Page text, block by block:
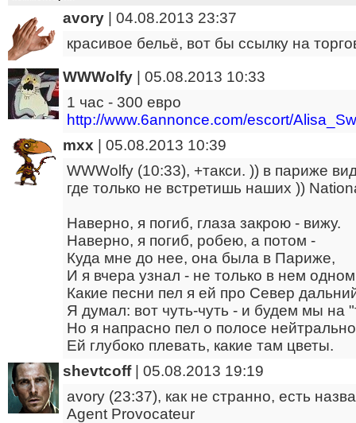
avory
04.08.2013 23:37
красивое бельё, вот бы ссылку на
WWWolfy
05.08.2013 10:33
1 час - 300 евро
http://www.6annonce.com/escort/
mxx
05.08.2013 10:39
WWWolfy (10:33), +такси. )) в париже
где только не встретишь наших ))
Наверно, я погиб, глаза закрою - вижу.
Наверно, я погиб, робею, а потом -
Куда мне до нее, она была в Париже,
И я вчера узнал - не только в нем
Какие песни пел я ей про Север
Я думал: вот чуть-чуть - и будем мы на
Но я напрасно пел о полосе
Ей глубоко плевать, какие там цветы.
shevtcoff| 05.08.2013 19:19
avory (23:37), как не странно, есть
Agent Provocateur